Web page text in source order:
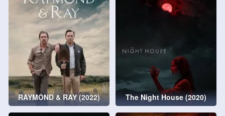
RAYMOND & RAY (2022) The Night House (2020)